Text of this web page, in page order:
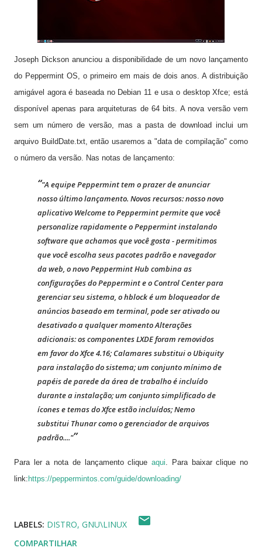
Joseph Dickson anunciou a disponibilidade de um novo lançamento
do Peppermint OS, o primeiro em mais de dois anos. A distribuição
amigável agora é baseada no Debian 11 e usa o desktop Xfce; está
disponível apenas para arquiteturas de 64 bits. A nova versão vem
sem um número de versão, mas a pasta de download inclui um
arquivo BuildDate.txt, então usaremos a "data de compilação" como
o número da versão. Nas notas de lançamento:
"A equipe Peppermint tem o prazer de anunciar
nosso último lançamento. Novos recursos: nosso novo
aplicativo Welcome to Peppermint permite que você
personalize rapidamente o Peppermint instalando
software que achamos que você gosta - permitimos
que você escolha seus pacotes padrão e navegador
da web, o novo Peppermint Hub combina as
configurações do Peppermint e o Control Center para
gerenciar seu sistema, o hblock é um bloqueador de
anúncios baseado em terminal, pode ser ativado ou
desativado a qualquer momento Alterações
adicionais: os componentes LXDE foram removidos
em favor do Xfce 4.16; Calamares substitui o Ubiquity
para instalação do sistema; um conjunto mínimo de
papéis de parede da área de trabalho é incluído
durante a instalação; um conjunto simplificado de
ícones e temas do Xfce estão incluídos; Nemo
substitui Thunar como o gerenciador de arquivos
padrão...."
Para ler a nota de lançamento cliqueaqui. Para baixar clique no
link: https://peppermintos.com/guide/downloading/
LABELS: DISTRO GNU\LINUX
COMPARTILHAR